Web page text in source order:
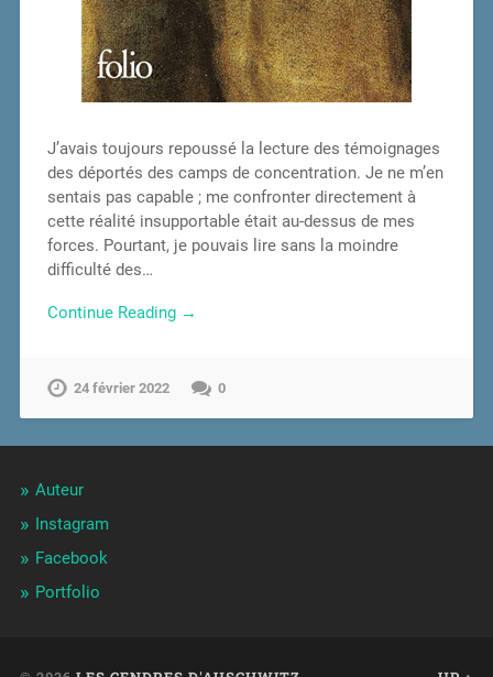
J’avais toujours repoussé la lecture des témoignages
des déportés des camps de concentration. Je ne m’en
sentais pas capable ; me confronter directement à
cette réalité insupportable était au-dessus de mes
forces. Pourtant, je pouvais lire sans la moindre
difficulté des…
Continue Reading →
24 février 2022 0
Auteur
Instagram
Facebook
Portfolio